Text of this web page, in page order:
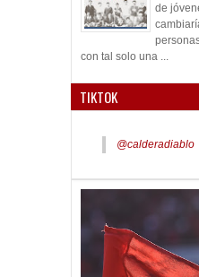
de
con tal solo una ...
TIKTOK
@calderadiablo